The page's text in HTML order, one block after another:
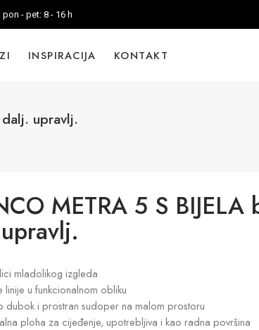
pon - pet: 8 - 16 h
INSPIRACIJA KONTAKT
upravlj.
METRA 5 S BIJELA
mladolikog izgleda
linije u funkcionalnom obliku
dubok i prostran sudoper na malom prostoru
ploha za cijeđenje, upotrebljiva i kao radna površina